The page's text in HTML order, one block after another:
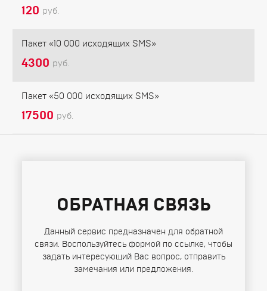
120 руб.
Пакет «10 000 исходящих SMS»
4300 руб.
Пакет «50 000 исходящих SMS»
17500 руб.
ОБРАТНАЯ СВЯЗЬ
Данный сервис предназначен для обратной
связи. Воспользуйтесь формой по ссылке, чтобы
задать интересующий Вас вопрос, отправить
замечания или предложения.